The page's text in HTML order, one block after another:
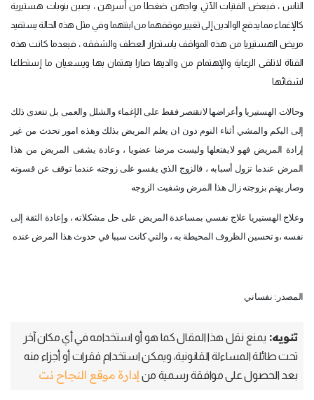
الناس ، فبعض الفتيات الآتي يواجهن ضغطا من أسرهن ، يصبن بنوبات هستيرية
كالإغماء مما يدفع الوالدين إلى تغيير موقفهما من ابنتهما وفي مثل هذه الحالة يستفيد
مريض الهستيريا من هذه المواقف باستدرار العطف والشفقه ، فبعدما كانت هذه
الفتاة لاتلقى الرعاية والإهتمام من والديها صارا يهتمان بها ويسعيان ما إستطاعا
لشفائها
وحالات الهستيريا وأعراضها لاتقتصر فقط على الإغماء والشلل والعمى بل تتعدى ذلك
إلى البكم والمشي أثناء النوم دون ان يعلم المريض بذلك وهذه امور تحدث من غير
إرادة المريض فهو لايفتعلها وليست مرضا عضويا ، وعادة يشفى المريض من هذا
المرض عندما تزول أسبابه ، فالزوج الذي يقسو على زوجته عندما توقف عن قسوته
وصار يهتم بزوجته زال هذا المرض وشفيت الزوجه
وعلاج الهستيريا علاج نفسي بمساعدة المريض على حل مشكلاته ، وإعادة الثقة إلى
نفسه ،و تحسين الظروف المحيطة به ، والتي كانت سببا في حدوث هذا المرض عنده
المصدر: نفساني
تنويه: يمنع نقل هذا المقال كما هو أو استخدامه في أي مكان آخر
تحت طائلة المساءلة القانونية، ويمكن استخدام فقرات أو أجزاء منه
بعد الحصول على موافقة رسمية من إدارة موقع النجاح نت